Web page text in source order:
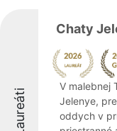
Laureáti
Chaty
V malebnej
Jelenye,
oddych v